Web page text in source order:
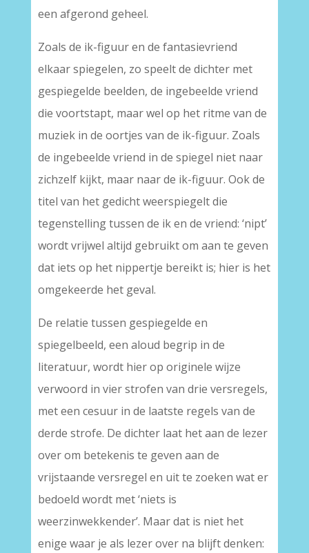
een afgerond geheel.
Zoals de ik-figuur en de fantasievriend
elkaar spiegelen, zo speelt de dichter met
gespiegelde beelden, de ingebeelde vriend
die voortstapt, maar wel op het ritme van de
muziek in de oortjes van de ik-figuur. Zoals
de ingebeelde vriend in de spiegel niet naar
zichzelf kijkt, maar naar de ik-figuur. Ook de
titel van het gedicht weerspiegelt die
tegenstelling tussen de ik en de vriend: ‘nipt’
wordt vrijwel altijd gebruikt om aan te geven
dat iets op het nippertje bereikt is; hier is het
omgekeerde het geval.
De relatie tussen gespiegelde en
spiegelbeeld, een aloud begrip in de
literatuur, wordt hier op originele wijze
verwoord in vier strofen van drie versregels,
met een cesuur in de laatste regels van de
derde strofe. De dichter laat het aan de lezer
over om betekenis te geven aan de
vrijstaande versregel en uit te zoeken wat er
bedoeld wordt met ‘niets is
weerzinwekkender’. Maar dat is niet het
enige waar je als lezer over na blijft denken: